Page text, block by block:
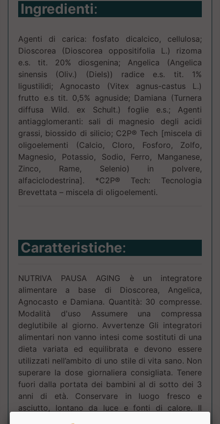
Ingredienti:
Agenti di carica: fosfato dicalcico, cellulosa;
Dioscorea (Dioscorea oppositifolia L.) rizoma
e.s. tit. 20% diosgenina; Angelica (Angelica
sinensis (Oliv.) (Diels)) radice e.s. tit. 1%
ligustilidi; Agnocasto (Vitex agnus-castus L.)
frutto e.s tit. 0,5% agnuside; Damiana (Turnera
diffusa Wild. ex Schult.) foglie e.s.; Agenti
antiagglomeranti: sali di magnesio degli acidi
grassi, biossido di silicio; C2P® Tech [miscela di
oligoelementi (Calcio, Cloro, Fosforo, Zolfo,
Magnesio, Potassio, Sodio, Ferro, Manganese,
Zinco, Rame, Selenio) in polvere,
alfaciclodestrina]. *C2P® Tech: Tecnologia
Brevettata – miscela di oligoelementi.
Caratteristiche:
NUTRIVA PAUSA AGING è un integratore
alimentare a base di Dioscorea, Angelica,
Agnocasto e Damiana. Quantità: 30 compresse.
Modalità d'uso Assumere una compressa
deglutibile al giorno. Avvertenze Gli integratori
alimentari non vanno intesi come sostituti di una
dieta variata ed equilibrata e devono essere
utilizzati nell’ambito di uno stile di vita sano. Non
superare la dose giornaliera consigliata. Tenere
fuori dalla portata dei bambini al di sotto dei 3
anni di età. Conservare in luogo fresco e
asciutto, lontano da luce e fonti di calore. Il